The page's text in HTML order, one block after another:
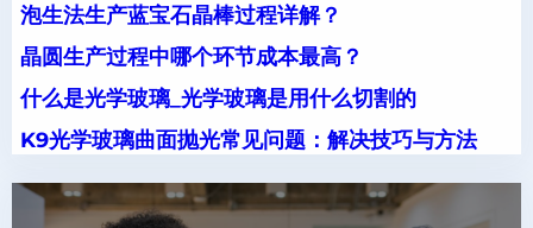
泡生法生产蓝宝石晶棒过程详解？
晶圆生产过程中哪个环节成本最高？
什么是光学玻璃_光学玻璃是用什么切割的
K9光学玻璃曲面抛光常见问题：解决技巧与方法